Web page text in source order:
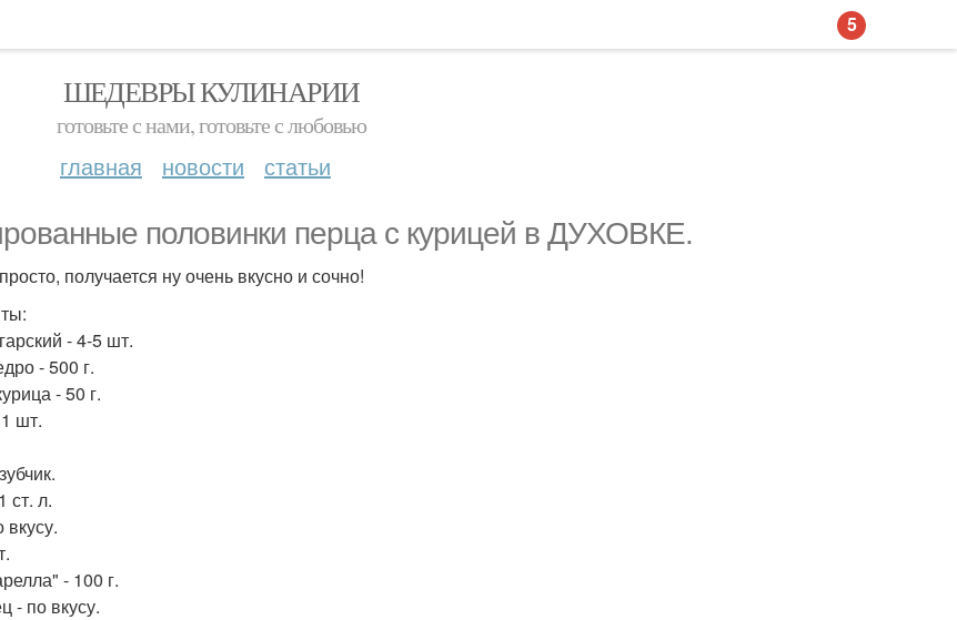
ШЕДЕВРЫ КУЛИНАРИИ
готовьте с нами, готовьте с любовью
главная новости статьи
половинки перца с курицей в ДУХОВКЕ.
получается ну очень вкусно и сочно!
- 4-5 шт.
- 500 г.
- 50 г.
шт.
ст. л.
вкусу.
- 100 г.
- по вкусу.
5